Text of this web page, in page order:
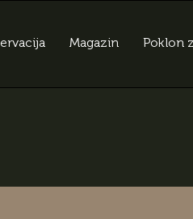
Magazin Poklon